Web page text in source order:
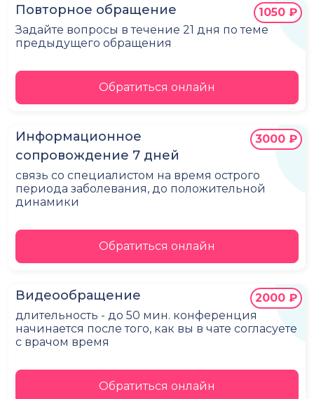
Повторное обращение
Задайте вопросы в течение 21 дня по теме
предыдущего обращения
1050 ₽
Обратиться онлайн
Информационное
сопровождение 7 дней
связь со специалистом на время острого
периода заболевания, до положительной
динамики
3000 ₽
Обратиться онлайн
Видеообращение
длительность - до 50 мин. конференция
начинается после того, как вы в чате согласуете
с врачом время
2000 ₽
Обратиться онлайн